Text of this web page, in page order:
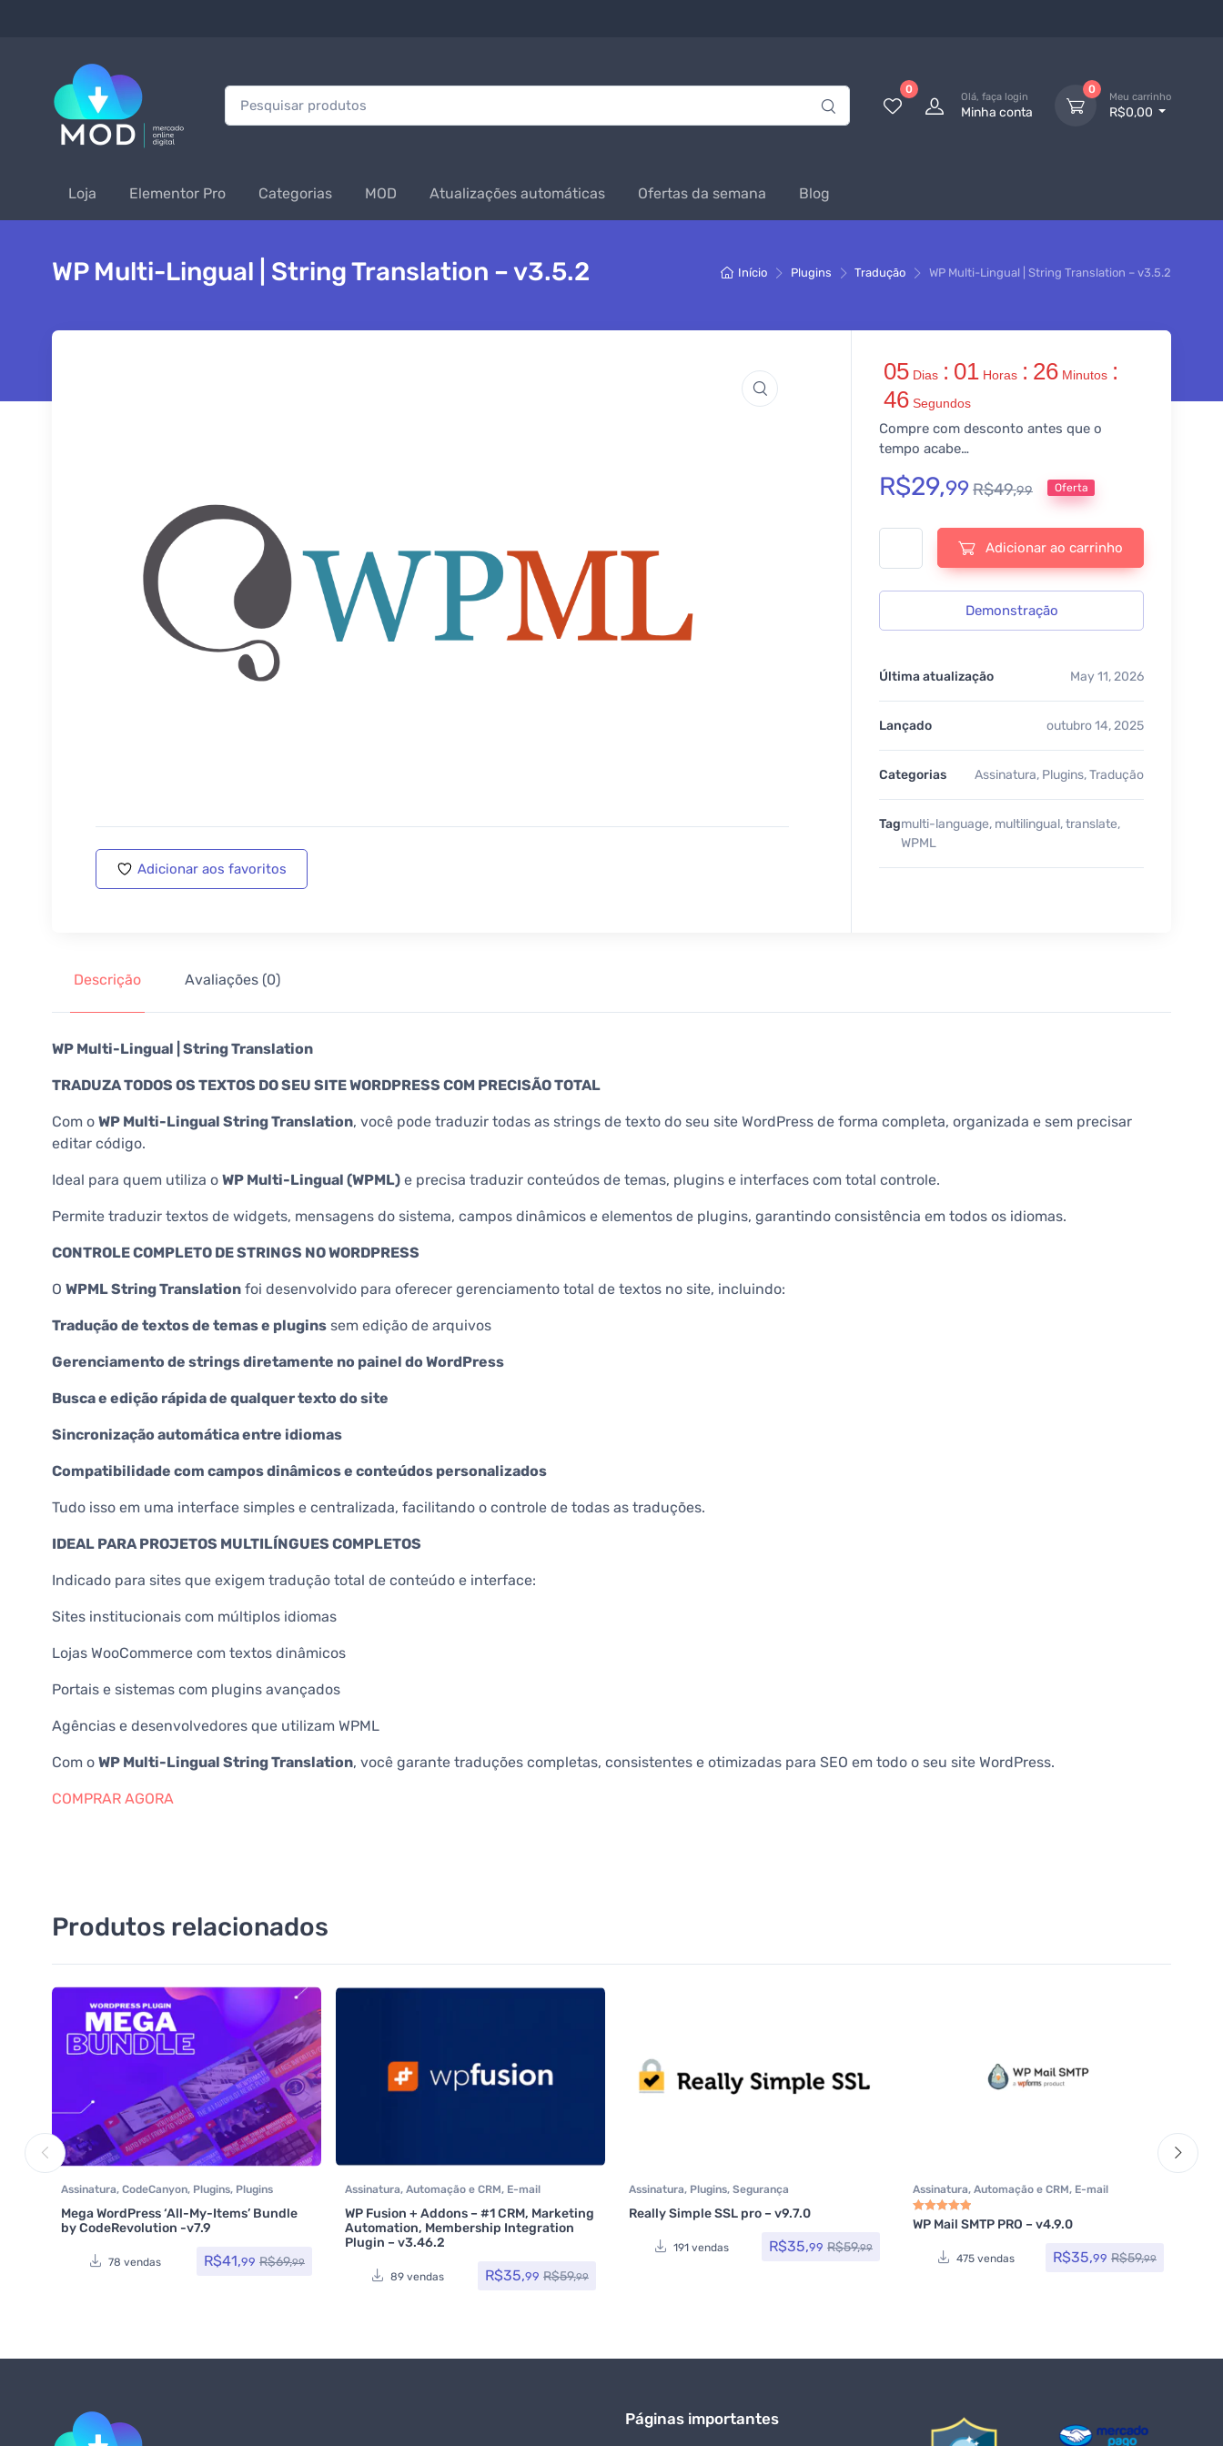
Procurar: 0
Olá, faça login
Minha conta
0
Meu carrinho
R$0,00
Loja Elementor Pro Categorias MOD Atualizações automáticas Ofertas da semana Blog
Início Plugins Tradução WP Multi-Lingual | String Translation – v3.5.2
WP Multi-Lingual | String Translation – v3.5.2
Adicionar aos favoritos
05 Dias : 01 Horas : 26 Minutos :
46 Segundos
Compre com desconto antes que o
tempo acabe…
R$29,99R$49,99 Oferta
WP Multi-Lingual | String Translation - v3.5.2 quantidade
Adicionar ao carrinho
Demonstração
Última atualização May 11, 2026
Lançado outubro 14, 2025
Categorias Assinatura, Plugins,Tradução
Tagmulti-language, multilingual,translate,
WPML
Descrição Avaliações (0)
WP Multi-Lingual | String Translation
TRADUZA TODOS OS TEXTOS DO SEU SITE WORDPRESS COM PRECISÃO TOTAL
Com o WP Multi-Lingual String Translation, você pode traduzir todas as strings de texto do seu site WordPress de forma completa, organizada e sem precisar
editar código.
Ideal para quem utiliza o WP Multi-Lingual (WPML) e precisa traduzir conteúdos de temas, plugins e interfaces com total controle.
Permite traduzir textos de widgets, mensagens do sistema, campos dinâmicos e elementos de plugins, garantindo consistência em todos os idiomas.
CONTROLE COMPLETO DE STRINGS NO WORDPRESS
O WPML String Translation foi desenvolvido para oferecer gerenciamento total de textos no site, incluindo:
Tradução de textos de temas e plugins sem edição de arquivos
Gerenciamento de strings diretamente no painel do WordPress
Busca e edição rápida de qualquer texto do site
Sincronização automática entre idiomas
Compatibilidade com campos dinâmicos e conteúdos personalizados
Tudo isso em uma interface simples e centralizada, facilitando o controle de todas as traduções.
IDEAL PARA PROJETOS MULTILÍNGUES COMPLETOS
Indicado para sites que exigem tradução total de conteúdo e interface:
Sites institucionais com múltiplos idiomas
Lojas WooCommerce com textos dinâmicos
Portais e sistemas com plugins avançados
Agências e desenvolvedores que utilizam WPML
Com o WP Multi-Lingual String Translation, você garante traduções completas, consistentes e otimizadas para SEO em todo o seu site WordPress.
COMPRAR AGORA
Produtos relacionados
Assinatura, CodeCanyon, Plugins, Plugins
Wocoomerce, Social Media Plugins
Woocommerce
Mega WordPress ‘All-My-Items’ Bundle
by CodeRevolution -v7.9
78 vendas R$41,99 R$69,99
Assinatura, Automação e CRM, E-mail
Marketing e SMTP Formulários , Integração ,
Plugins, Social Media Plugins, Todos os itens
Woocommerce
WP Fusion + Addons – #1 CRM, Marketing
Automation, Membership Integration
Plugin – v3.46.2
89 vendas R$35,99 R$59,99
Assinatura, Plugins, Segurança
Really Simple SSL pro – v9.7.0
191 vendas R$35,99 R$59,99
Assinatura, Automação e CRM, E-mail
Marketing e SMTP
Woocommerce
WP Mail SMTP PRO – v4.9.0
475 vendas R$35,99 R$59,99
Páginas importantes